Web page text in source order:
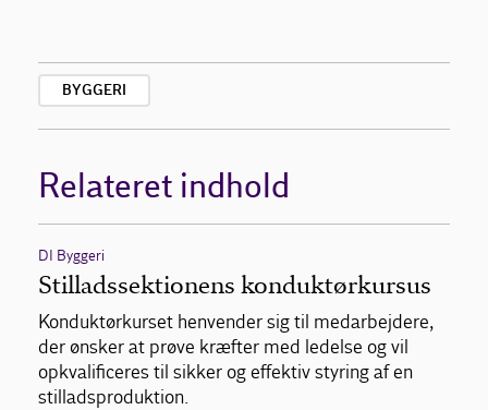
BYGGERI
Relateret indhold
DI Byggeri
Stilladssektionens konduktørkursus
Konduktørkurset henvender sig til medarbejdere,
der ønsker at prøve kræfter med ledelse og vil
opkvalificeres til sikker og effektiv styring af en
stilladsproduktion.